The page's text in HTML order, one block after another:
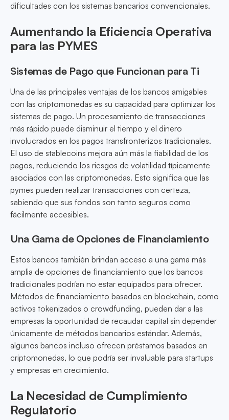
dificultades con los sistemas bancarios convencionales.
Aumentando la Eficiencia Operativa
para las PYMES
Sistemas de Pago que Funcionan para Ti
Una de las principales ventajas de los bancos amigables
con las criptomonedas es su capacidad para optimizar los
sistemas de pago. Un procesamiento de transacciones
más rápido puede disminuir el tiempo y el dinero
involucrados en los pagos transfronterizos tradicionales.
El uso de stablecoins mejora aún más la fiabilidad de los
pagos, reduciendo los riesgos de volatilidad típicamente
asociados con las criptomonedas. Esto significa que las
pymes pueden realizar transacciones con certeza,
sabiendo que sus fondos son tanto seguros como
fácilmente accesibles.
Una Gama de Opciones de Financiamiento
Estos bancos también brindan acceso a una gama más
amplia de opciones de financiamiento que los bancos
tradicionales podrían no estar equipados para ofrecer.
Métodos de financiamiento basados en blockchain, como
activos tokenizados o crowdfunding, pueden dar a las
empresas la oportunidad de recaudar capital sin depender
únicamente de métodos bancarios estándar. Además,
algunos bancos incluso ofrecen préstamos basados en
criptomonedas, lo que podría ser invaluable para startups
y empresas en crecimiento.
La Necesidad de Cumplimiento
Regulatorio